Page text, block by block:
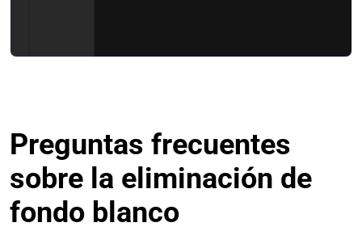
Preguntas frecuentes
sobre la eliminación de
fondo blanco